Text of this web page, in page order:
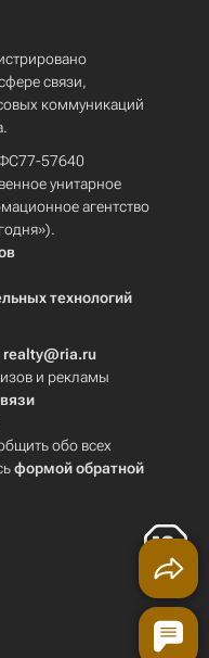
связи,
коммуникаций
57640
унитарное
агентство
технологий
realty@ria.ru
и рекламы
обо всех
формой обратной